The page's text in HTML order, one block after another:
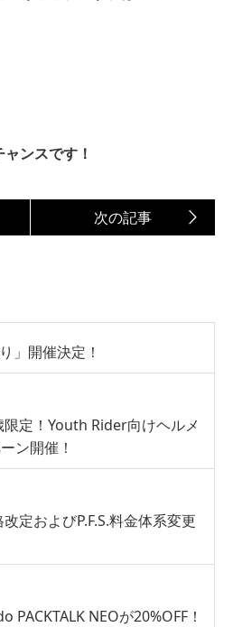
ンスです！
」開催決定！
限定！Youth Rider向けヘルメ
ン開催！
定およびP.F.S.料金体系変更
PACKTALK NEOが20%OFF！